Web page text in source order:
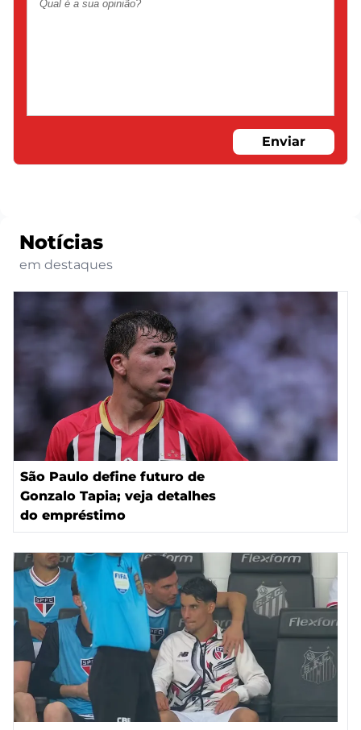
Enviar
Notícias
em destaques
São Paulo define futuro de
Gonzalo Tapia; veja detalhes
do empréstimo